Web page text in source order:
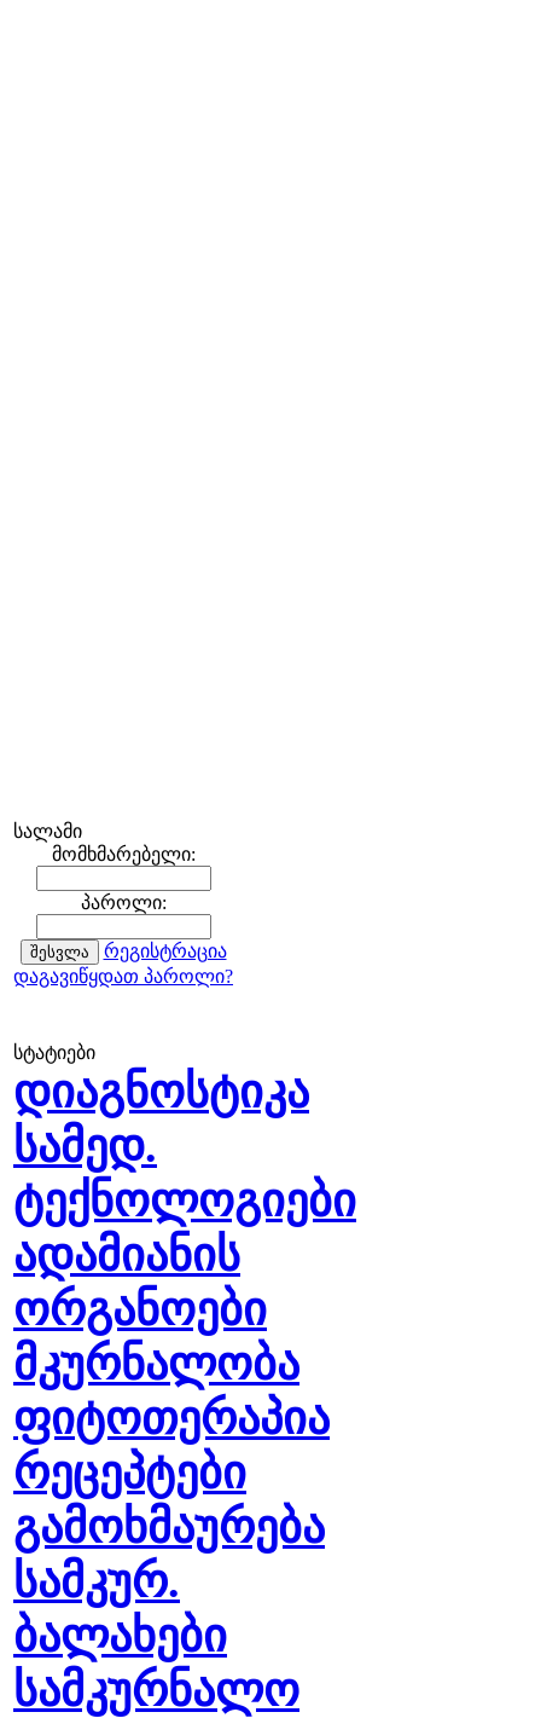
სალამი
მომხმარებელი:
პაროლი:
რეგისტრაცია
დაგავიწყდათ პაროლი?
სტატიები
დიაგნოსტიკა
სამედ.
ტექნოლოგიები
ადამიანის
ორგანოები
მკურნალობა
ფიტოთერაპია
რეცეპტები
გამოხმაურება
სამკურ.
ბალახები
სამკურნალო